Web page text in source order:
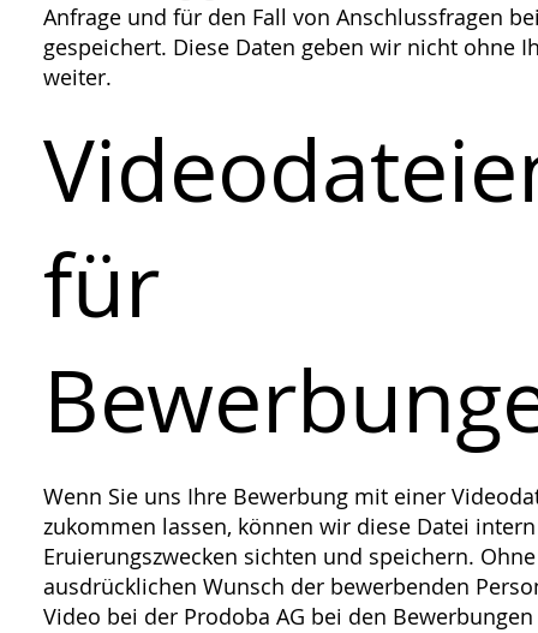
Anfrage und für den Fall von Anschlussfragen
gespeichert. Diese Daten geben wir nicht ohne
weiter.
Wenn Sie uns Ihre Bewerbung mit einer
zukommen lassen, können wir diese Datei
Eruierungszwecken sichten und speichern. Ohne
ausdrücklichen Wunsch der bewerbenden
Video bei der Prodoba AG bei den
für